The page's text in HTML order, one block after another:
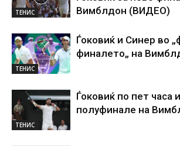
ТЕНИС
Вимблдон (ВИДЕО)
ТЕНИС
Ѓоковиќ и Синер во
финалето„ на
ТЕНИС
Ѓоковиќ по пет часа
полуфинале на